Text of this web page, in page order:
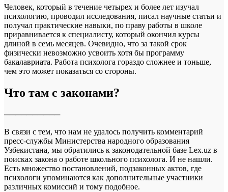
Человек, который в течение четырех и более лет изучал
психологию, проводил исследования, писал научные статьи и
получал практические навыки, по праву работы в школе
приравнивается к специалисту, который окончил курсы
длиной в семь месяцев. Очевидно, что за такой срок
физически невозможно усвоить хотя бы программу
бакалавриата. Работа психолога гораздо сложнее и тоньше,
чем это может показаться со стороны.
Что там с законами?
──────────
В связи с тем, что нам не удалось получить комментарий
пресс-службы Министерства народного образования
Узбекистана, мы обратились к законодательной базе Lex.uz в
поисках закона о работе школьного психолога. И не нашли.
Есть множество постановлений, подзаконных актов, где
психологи упоминаются как дополнительные участники
различных комиссий и тому подобное.